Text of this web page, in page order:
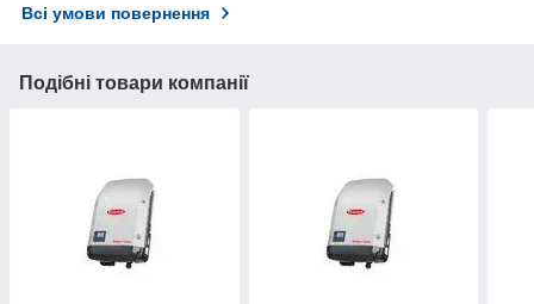
Всі умови повернення
Подібні товари компанії